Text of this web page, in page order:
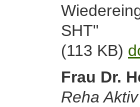
SHT"
(113 KB)
Frau Dr.
Reha